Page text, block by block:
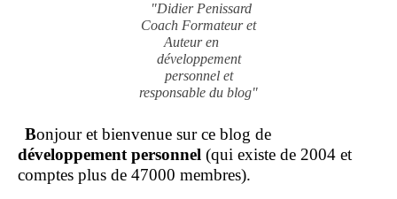
"Didier Penissard
Coach Formateur et
Auteur en
développement
personnel et
responsable du blog"
Bonjour et bienvenue sur ce blog de
développement personnel (qui existe de 2004 et
comptes plus de 47000 membres).